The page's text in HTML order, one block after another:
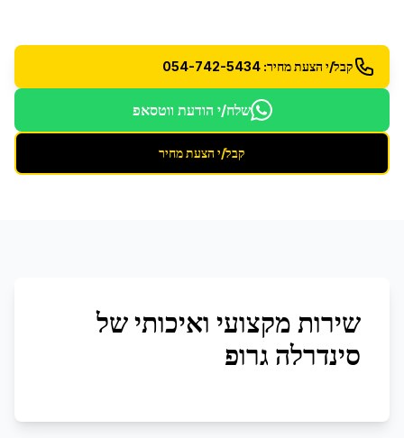
קבל/י הצעת מחיר: 054-742-5434
שלח/י הודעת ווטסאפ
קבל/י הצעת מחיר
שירות מקצועי ואיכותי של
סינדרלה גרופ